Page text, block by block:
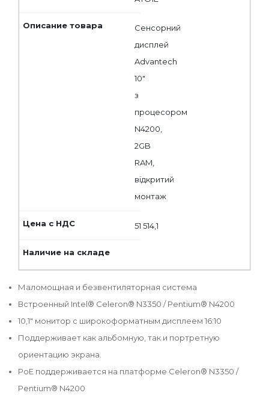
Сенсорний
дисплей
Advantech
10"
з
процесором
N4200,
2GB
RAM,
відкритий
монтаж
51 514,1
Маломощная и безвентиляторная система
Встроенный Intel® Celeron® N3350 / Pentium® N4200
10,1" монитор с широкоформатным дисплеем 16:10
Поддерживает как альбомную, так и портретную
ориентацию экрана.
PoE поддерживается на платформе Celeron® N3350 /
Pentium® N4200